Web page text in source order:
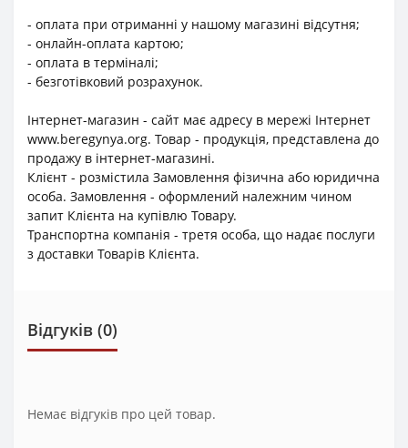
- оплата при отриманні у нашому магазині відсутня;
- онлайн-оплата картою;
- оплата в терміналі;
- безготівковий розрахунок.
Інтернет-магазин - сайт має адресу в мережі Інтернет
www.beregynya.org. Товар - продукція, представлена до
продажу в інтернет-магазині.
Клієнт - розмістила Замовлення фізична або юридична
особа. Замовлення - оформлений належним чином
запит Клієнта на купівлю Товару.
Транспортна компанія - третя особа, що надає послуги
з доставки Товарів Клієнта.
Відгуків (0)
Немає відгуків про цей товар.